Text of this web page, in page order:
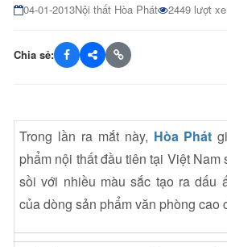
04-01-2013Nội thất Hòa Phát 2449 lượt
Chia sẻ:
Trong lần ra mắt này, Hòa Phát
phẩm nội thất đầu tiên tại Việt Nam
sồi với nhiều màu sắc tạo ra dấu
của dòng sản phẩm văn phòng cao